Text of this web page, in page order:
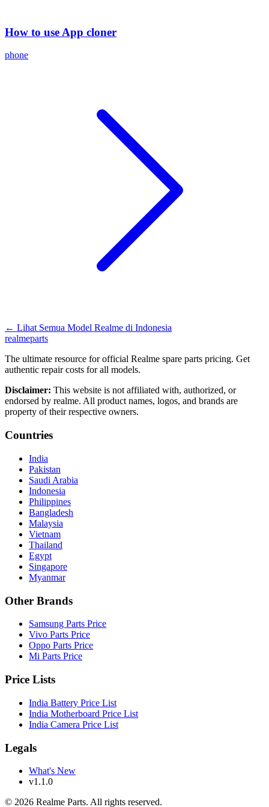
How to use App cloner
phone
← Lihat Semua Model Realme di Indonesia
realmeparts
The ultimate resource for official Realme spare parts pricing. Get
authentic repair costs for all models.
Disclaimer: This website is not affiliated with, authorized, or
endorsed by realme. All product names, logos, and brands are
property of their respective owners.
Countries
India
Pakistan
Saudi Arabia
Indonesia
Philippines
Bangladesh
Malaysia
Vietnam
Thailand
Egypt
Singapore
Myanmar
Other Brands
Samsung Parts Price
Vivo Parts Price
Oppo Parts Price
Mi Parts Price
Price Lists
India Battery Price List
India Motherboard Price List
India Camera Price List
Legals
What's New
v1.1.0
© 2026 Realme Parts. All rights reserved.